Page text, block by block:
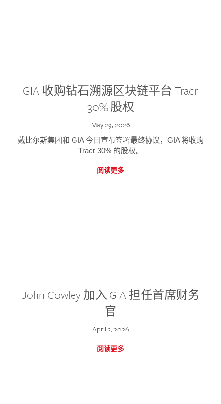
GIA 收购钻石溯源区块链平台 Tracr
30% 股权
May 29, 2026
戴比尔斯集团和 GIA 今日宣布签署最终协议，GIA 将收购
Tracr 30% 的股权。
阅读更多
John Cowley 加入 GIA 担任首席财务
官
April 2, 2026
阅读更多